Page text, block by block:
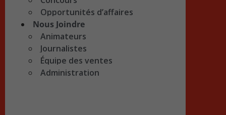
Opportunités d’affaires
Nous Joindre
Animateurs
Journalistes
Équipe des ventes
Administration